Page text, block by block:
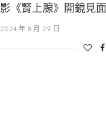
影《腎上腺》開鏡見
2024 年 8 月 29 日